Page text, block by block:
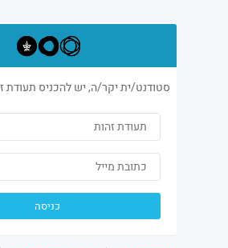
סטודנט/ית יקר/ה, יש להכניס תעודת
כניסה